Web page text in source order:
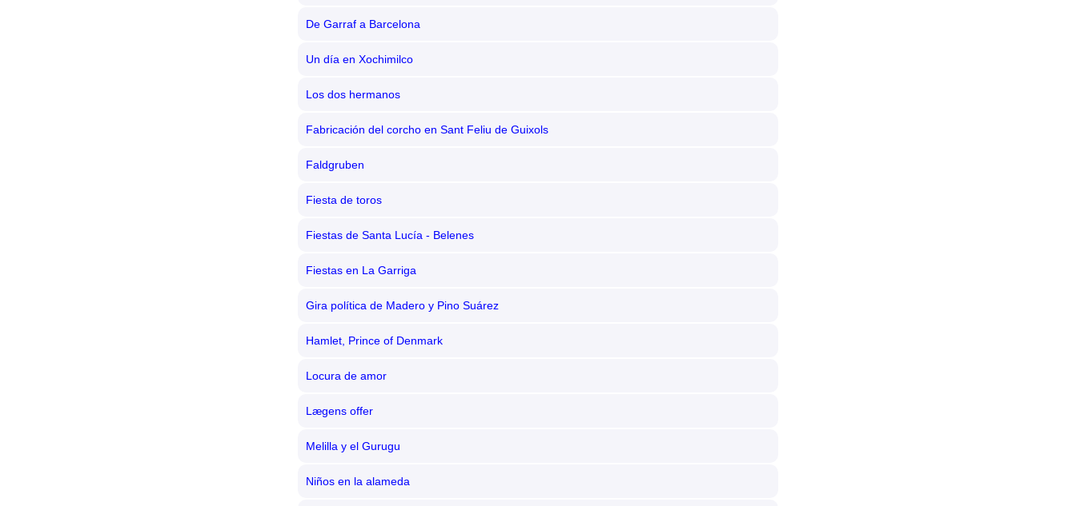
De Garraf a Barcelona
Un día en Xochimilco
Los dos hermanos
Fabricación del corcho en Sant Feliu de Guixols
Faldgruben
Fiesta de toros
Fiestas de Santa Lucía - Belenes
Fiestas en La Garriga
Gira política de Madero y Pino Suárez
Hamlet, Prince of Denmark
Locura de amor
Lægens offer
Melilla y el Gurugu
Niños en la alameda